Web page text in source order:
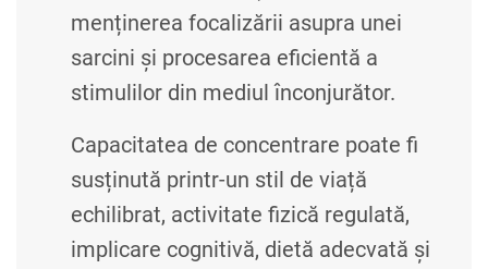
menținerea focalizării asupra unei
sarcini și procesarea eficientă a
stimulilor din mediul înconjurător.
Capacitatea de concentrare poate fi
susținută printr-un stil de viață
echilibrat, activitate fizică regulată,
implicare cognitivă, dietă adecvată și